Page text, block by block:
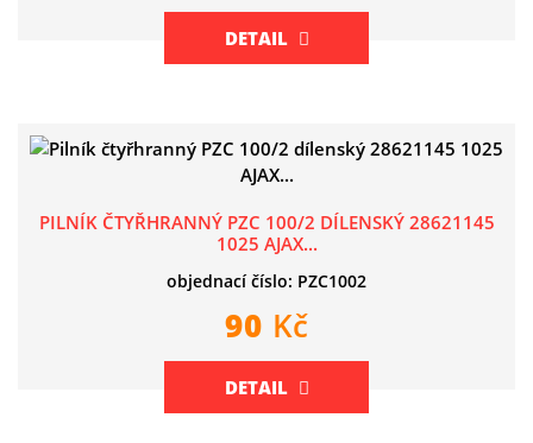
DETAIL
PILNÍK ČTYŘHRANNÝ PZC 100/2 DÍLENSKÝ 28621145
1025 AJAX...
objednací číslo: PZC1002
90 Kč
DETAIL